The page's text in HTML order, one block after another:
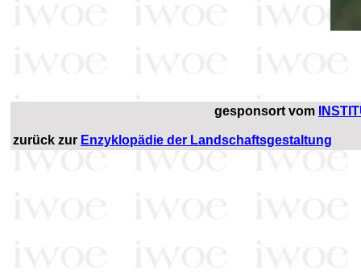
gesponsort vom
zurück zur Enzyklopädie der Landschaftsgestaltung